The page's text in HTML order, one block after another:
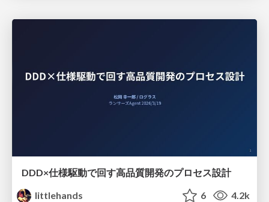
DDD×仕様駆動で回す高品質開発のプロセス設計
littlehands
6 4.2k